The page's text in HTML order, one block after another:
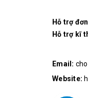
Hỗ trợ
Hỗ trợ kĩ
Email:
Website: